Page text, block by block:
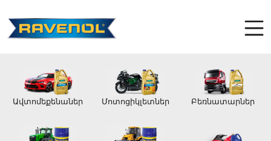
Ավտոմեքենաներ Մոտոցիկլետներ Բեռնատարներ